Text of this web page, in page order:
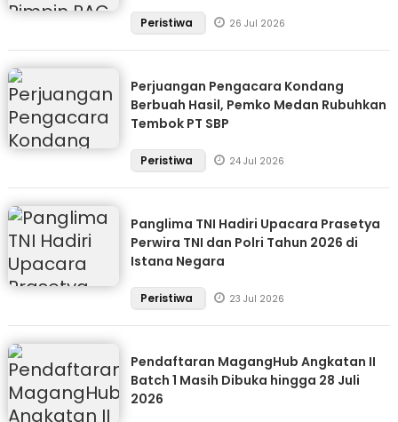
Peristiwa 26 Jul 2026
Perjuangan Pengacara Kondang
Berbuah Hasil, Pemko Medan Rubuhkan
Tembok PT SBP
Peristiwa 24 Jul 2026
Panglima TNI Hadiri Upacara Prasetya
Perwira TNI dan Polri Tahun 2026 di
Istana Negara
Peristiwa 23 Jul 2026
Pendaftaran MagangHub Angkatan II
Batch 1 Masih Dibuka hingga 28 Juli
2026